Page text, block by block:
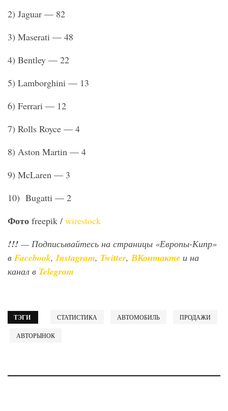
2) Jaguar — 82
3) Maserati — 48
4) Bentley — 22
5) Lamborghini — 13
6) Ferrari — 12
7) Rolls Royce — 4
8) Aston Martin — 4
9) McLaren — 3
10) Bugatti — 2
Фото freepik / wirestock
!!! — Подписывайтесь на страницы «Европы-Кипр»
вFacebook,Instagram, Twitter, ВКонтакте и на
канал в Telegram
ТЭГИ СТАТИСТИКА АВТОМОБИЛЬ ПРОДАЖИ
АВТОРЫНОК